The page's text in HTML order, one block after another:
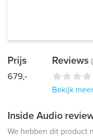
Prijs
679,-
Reviews
Bekijk
Inside Audio
We hebben dit product